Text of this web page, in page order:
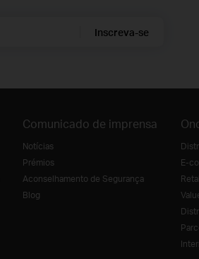
Inscreva-se
Comunicado de imprensa
Notícias
Prémios
Aconselhamento de Segurança
Blog
E-